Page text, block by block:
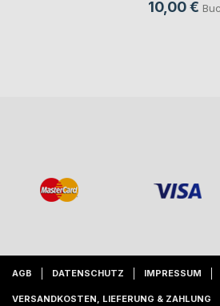
10,00 €
AGB DATENSCHUTZ IMPRESSUM
VERSANDKOSTEN, LIEFERUNG & ZAHLUNG